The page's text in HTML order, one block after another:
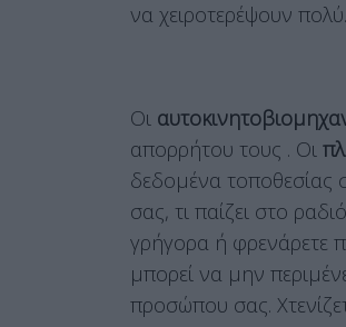
να χειροτερέψουν πολύ.
Οι
απορρήτου τους . Οι
δεδομένα τοποθεσίας
σας, τι παίζει στο
γρήγορα ή φρενάρετε
μπορεί να μην
προσώπου σας.